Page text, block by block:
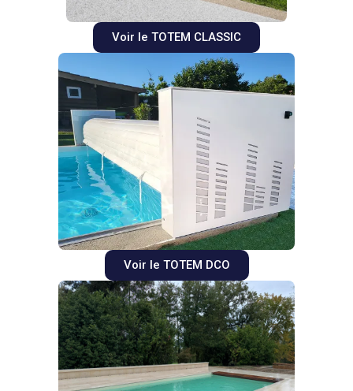
Voir le TOTEM CLASSIC
Voir le TOTEM DCO